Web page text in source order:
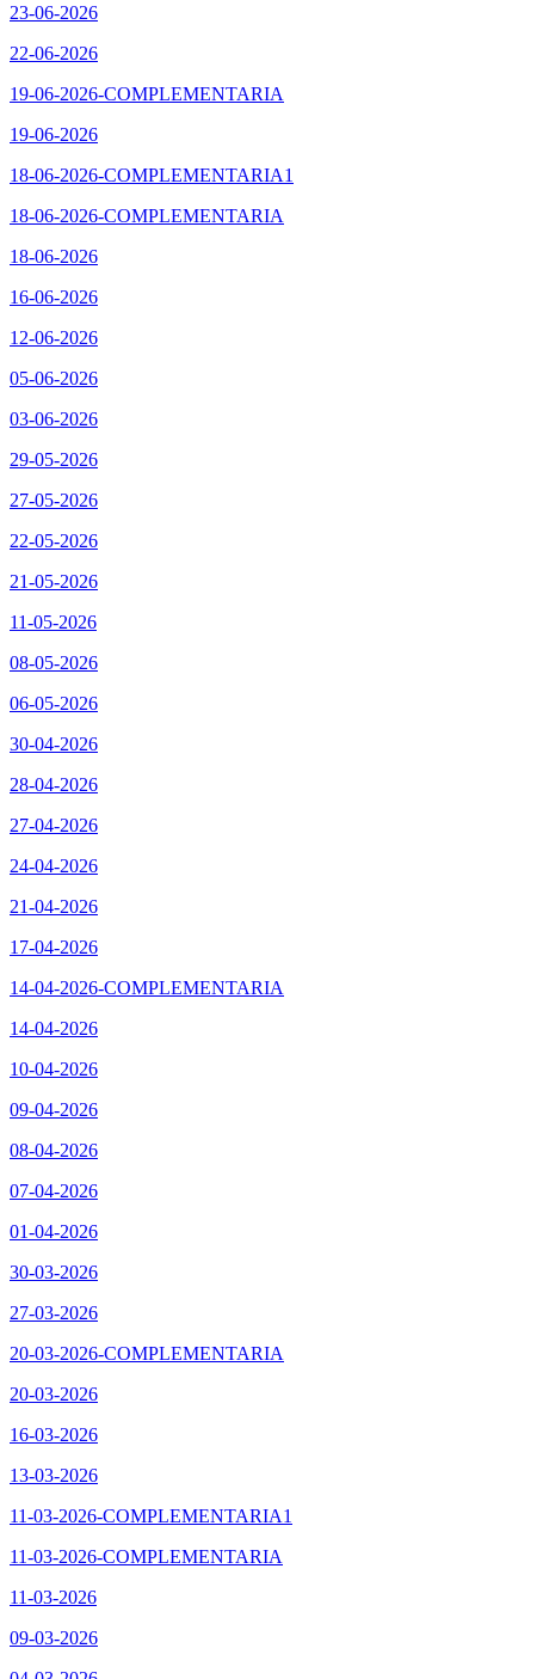
23-06-2026
22-06-2026
19-06-2026-COMPLEMENTARIA
19-06-2026
18-06-2026-COMPLEMENTARIA1
18-06-2026-COMPLEMENTARIA
18-06-2026
16-06-2026
12-06-2026
05-06-2026
03-06-2026
29-05-2026
27-05-2026
22-05-2026
21-05-2026
11-05-2026
08-05-2026
06-05-2026
30-04-2026
28-04-2026
27-04-2026
24-04-2026
21-04-2026
17-04-2026
14-04-2026-COMPLEMENTARIA
14-04-2026
10-04-2026
09-04-2026
08-04-2026
07-04-2026
01-04-2026
30-03-2026
27-03-2026
20-03-2026-COMPLEMENTARIA
20-03-2026
16-03-2026
13-03-2026
11-03-2026-COMPLEMENTARIA1
11-03-2026-COMPLEMENTARIA
11-03-2026
09-03-2026